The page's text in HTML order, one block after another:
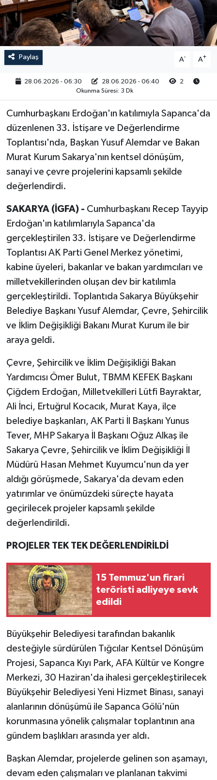
Paylaş A- A+
28.06.2026 - 06:30 28.06.2026 - 06:40
2
Okunma Süresi: 3 Dk
Cumhurbaşkanı Erdoğan'ın katılımıyla Sapanca'da
düzenlenen 33. İstişare ve Değerlendirme
Toplantısı'nda, Başkan Yusuf Alemdar ve Bakan
Murat Kurum Sakarya'nın kentsel dönüşüm,
sanayi ve çevre projelerini kapsamlı şekilde
değerlendirdi.
SAKARYA (İGFA) - Cumhurbaşkanı Recep Tayyip
Erdoğan'ın katılımlarıyla Sapanca'da
gerçekleştirilen 33. İstişare ve Değerlendirme
Toplantısı AK Parti Genel Merkez yönetimi,
kabine üyeleri, bakanlar ve bakan yardımcıları ve
milletvekillerinden oluşan dev bir katılımla
gerçekleştirildi. Toplantıda Sakarya Büyükşehir
Belediye Başkanı Yusuf Alemdar, Çevre, Şehircilik
ve İklim Değişikliği Bakanı Murat Kurum ile bir
araya geldi.
Çevre, Şehircilik ve İklim Değişikliği Bakan
Yardımcısı Ömer Bulut, TBMM KEFEK Başkanı
Çiğdem Erdoğan, Milletvekilleri Lütfi Bayraktar,
Ali İnci, Ertuğrul Kocacık, Murat Kaya, ilçe
belediye başkanları, AK Parti İl Başkanı Yunus
Tever, MHP Sakarya İl Başkanı Oğuz Alkaş ile
Sakarya Çevre, Şehircilik ve İklim Değişikliği İl
Müdürü Hasan Mehmet Kuyumcu'nun da yer
aldığı görüşmede, Sakarya'da devam eden
yatırımlar ve önümüzdeki süreçte hayata
geçirilecek projeler kapsamlı şekilde
değerlendirildi.
PROJELER TEK TEK DEĞERLENDİRİLDİ
15 Temmuz'un firari
teröristi adliyeye sevk
edildi
Büyükşehir Belediyesi tarafından bakanlık
desteğiyle sürdürülen Tığcılar Kentsel Dönüşüm
Projesi, Sapanca Kıyı Park, AFA Kültür ve Kongre
Merkezi, 30 Haziran'da ihalesi gerçekleştirilecek
Büyükşehir Belediyesi Yeni Hizmet Binası, sanayi
alanlarının dönüşümü ile Sapanca Gölü'nün
korunmasına yönelik çalışmalar toplantının ana
gündem başlıkları arasında yer aldı.
Başkan Alemdar, projelerde gelinen son aşamayı,
devam eden çalışmaları ve planlanan takvimi
RESMİ İLAN